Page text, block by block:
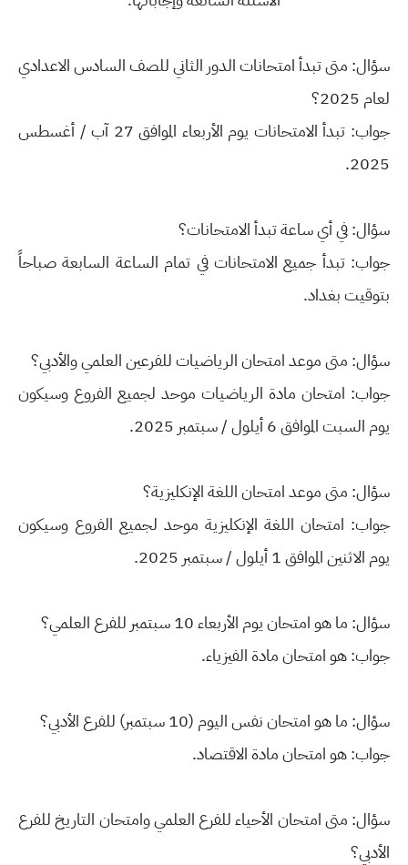
سؤال: متى تبدأ امتحانات الدور الثاني للصف السادس الاعدادي
لعام 2025؟
جواب: تبدأ الامتحانات يوم الأربعاء الموافق 27 آب / أغسطس
2025.
سؤال: في أي ساعة تبدأ الامتحانات؟
جواب: تبدأ جميع الامتحانات في تمام الساعة السابعة صباحاً
بتوقيت بغداد.
سؤال: متى موعد امتحان الرياضيات للفرعين العلمي والأدبي؟
جواب: امتحان مادة الرياضيات موحد لجميع الفروع وسيكون
يوم السبت الموافق 6 أيلول / سبتمبر 2025.
سؤال: متى موعد امتحان اللغة الإنكليزية؟
جواب: امتحان اللغة الإنكليزية موحد لجميع الفروع وسيكون
يوم الاثنين الموافق 1 أيلول / سبتمبر 2025.
سؤال: ما هو امتحان يوم الأربعاء 10 سبتمبر للفرع العلمي؟
جواب: هو امتحان مادة الفيزياء.
سؤال: ما هو امتحان نفس اليوم (10 سبتمبر) للفرع الأدبي؟
جواب: هو امتحان مادة الاقتصاد.
سؤال: متى امتحان الأحياء للفرع العلمي وامتحان التاريخ للفرع
الأدبي؟